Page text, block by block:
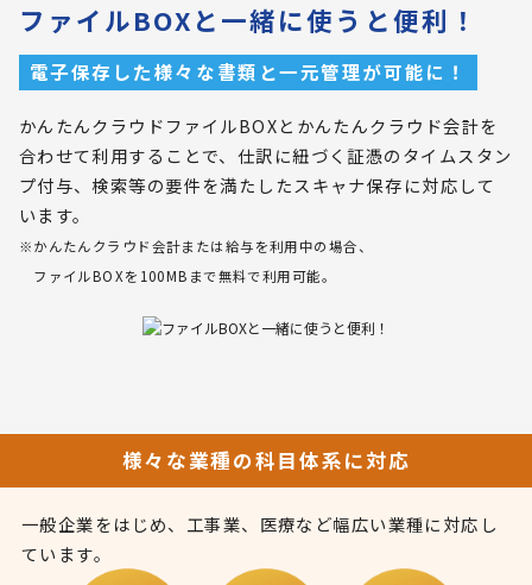
ファイルBOXと一緒に使うと便利！
電子保存した様々な書類と一元管理が可能に！
かんたんクラウドファイルBOXとかんたんクラウド会計を
合わせて利用することで、仕訳に紐づく証憑のタイムスタン
プ付与、検索等の要件を満たしたスキャナ保存に対応して
います。
※かんたんクラウド会計または給与を利用中の場合、
ファイルBOXを100MBまで無料で利用可能。
様々な業種の科目体系に対応
一般企業をはじめ、工事業、医療など幅広い業種に対応し
ています。